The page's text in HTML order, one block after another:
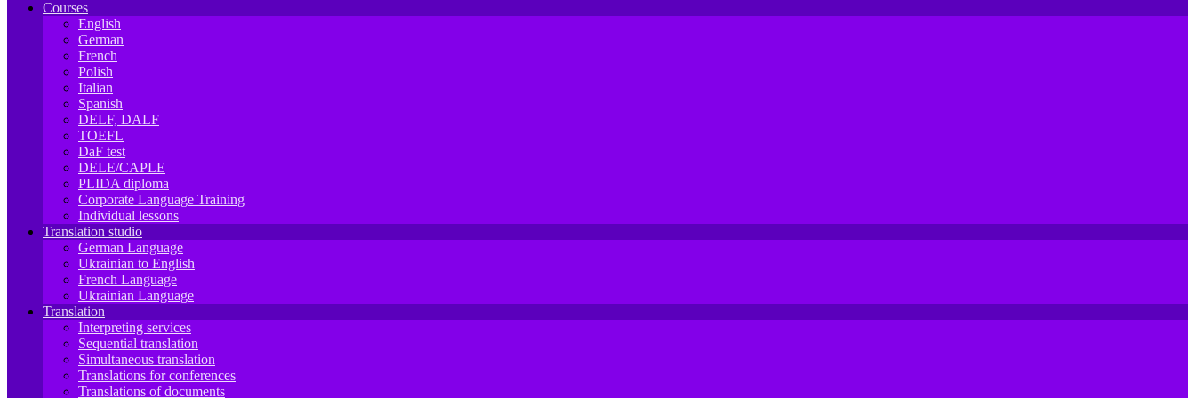
Courses
English
German
French
Polish
Italian
Spanish
DELF, DALF
TOEFL
DaF test
DELE/CAPLE
PLIDA diploma
Corporate Language Training
Individual lessons
Translation studio
German Language
Ukrainian to English
French Language
Ukrainian Language
Translation
Interpreting services
Sequential translation
Simultaneous translation
Translations for conferences
Translations of documents